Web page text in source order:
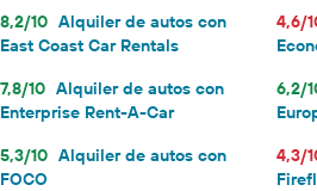
8,2/10 Alquiler de autos con
East Coast Car Rentals
4,6/
7,8/10 Alquiler de autos con
Enterprise Rent-A-Car
6,2/
5,3/10 Alquiler de autos con
FOCO
4,3/